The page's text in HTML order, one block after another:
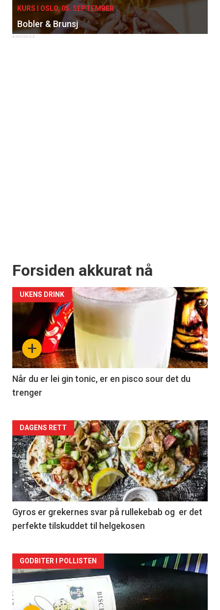
KURS I OSLO, 05. SEPTEMBER
Bobler & Brunsj
Forsiden akkurat nå
+
UKENS DRINK
Når du er lei gin tonic, er en pisco sour det du
trenger
Forsiden
akkurat
nå
-
2
DAGENS RETT
Gyros er grekernes svar på rullekebab og er det
perfekte tilskuddet til helgekosen
Forsiden
akkurat
nå
GODBITER I POLLISTEN